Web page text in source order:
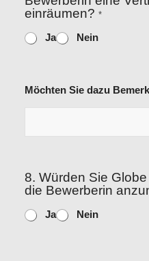
einräumen? *
Ja Nein
Möchten Sie dazu
8. Würden Sie
die Bewerberin
Ja Nein